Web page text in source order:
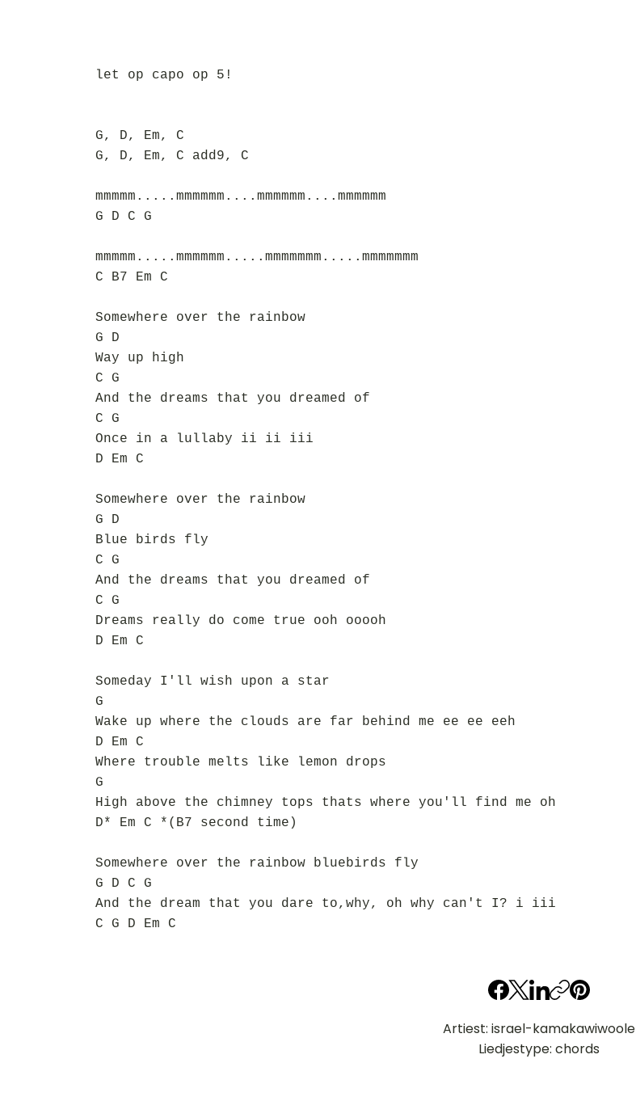
let op capo op 5!
G, D, Em, C
G, D, Em, C add9, C
mmmmm.....mmmmmm....mmmmmm....mmmmmm
G D C G
mmmmm.....mmmmmm.....mmmmmmm.....mmmmmmm
C B7 Em C
Somewhere over the rainbow
G D
Way up high
C G
And the dreams that you dreamed of
C G
Once in a lullaby ii ii iii
D Em C
Somewhere over the rainbow
G D
Blue birds fly
C G
And the dreams that you dreamed of
C G
Dreams really do come true ooh ooooh
D Em C
Someday I'll wish upon a star
G
Wake up where the clouds are far behind me ee ee eeh
D Em C
Where trouble melts like lemon drops
G
High above the chimney tops thats where you'll find me oh
D* Em C *(B7 second time)
Somewhere over the rainbow bluebirds fly
G D C G
And the dream that you dare to,why, oh why can't I? i iii
C G D Em C
Artiest: israel-kamakawiwoole
Liedjestype: chords